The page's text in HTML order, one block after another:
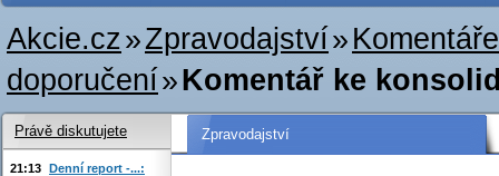
Akcie.cz»Zpravodajství»
doporučení»Komentář ke
Zpravodajství
Právě diskutujete
21:13 Denní report -...: